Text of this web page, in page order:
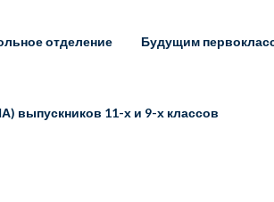
отделение Будущим
выпускников 11-х и 9-х классов